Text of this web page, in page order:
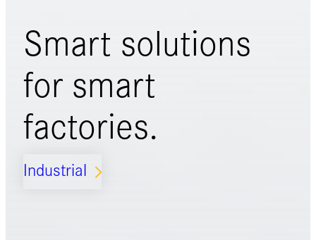
Smart solutions
for smart
factories.
Industrial ARROW_FORWARD_IOS